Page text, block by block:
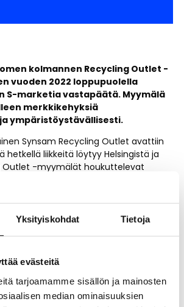
Yksityiskohdat Tietoja
evästeitä
tarjoamamme sisällön ja mainosten
median ominaisuuksien
kolmannen Recycling Outlet -
vuoden 2022 loppupuolella
S-marketia vastapäätä. Myymälä
merkkikehyksiä
ympäristöystävällisesti.
Synsam Recycling Outlet avattiin
hetkellä liikkeitä löytyy Helsingistä ja
Outlet -myymälät houkuttelevat
vastuullisempia valintoja silmä- ja
hinnat ovat tavallista
painottuu vahvasti second
kierrätetystä materiaalista
jo poistuneita malleja.